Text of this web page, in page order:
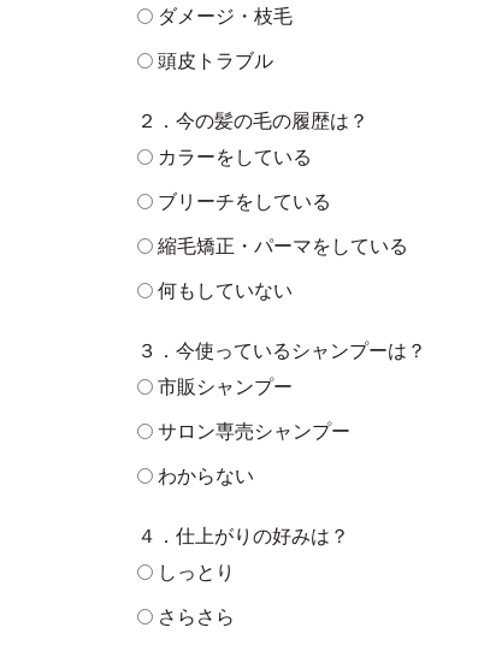
ダメージ・枝毛
頭皮トラブル
２．今の髪の毛の履歴は？
カラーをしている
ブリーチをしている
縮毛矯正・パーマをしている
何もしていない
３．今使っているシャンプーは？
市販シャンプー
サロン専売シャンプー
わからない
４．仕上がりの好みは？
しっとり
さらさら